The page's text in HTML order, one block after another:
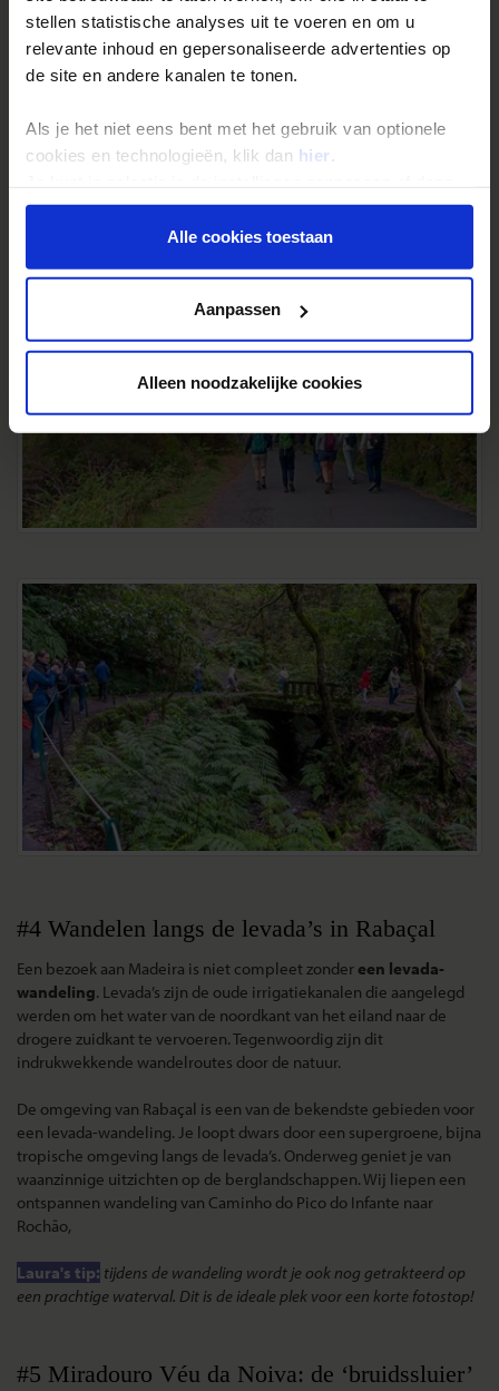
stellen statistische analyses uit te voeren en om u
relevante inhoud en gepersonaliseerde advertenties op
de site en andere kanalen te tonen.
Als je het niet eens bent met het gebruik van optionele
cookies en technologieën, klik dan hier .
onder aan de pagina op elk gewenst moment voor de
toekomst wijzigen.Alle cookies toestaan
Aanpassen
Alleen noodzakelijke cookies
#4 Wandelen langs de levada’s in Rabaçal
Een bezoek aan Madeira is niet compleet zonder een levada-
wandeling. Levada’s zijn de oude irrigatiekanalen die aangelegd
werden om het water van de noordkant van het eiland naar de
drogere zuidkant te vervoeren. Tegenwoordig zijn dit
indrukwekkende wandelroutes door de natuur.
De omgeving van Rabaçal is een van de bekendste gebieden voor
een levada-wandeling. Je loopt dwars door een supergroene, bijna
tropische omgeving langs de levada’s. Onderweg geniet je van
waanzinnige uitzichten op de berglandschappen. Wij liepen een
ontspannen wandeling van Caminho do Pico do Infante naar
Rochão,
Laura's tip: tijdens de wandeling wordt je ook nog getrakteerd op
een prachtige waterval. Dit is de ideale plek voor een korte fotostop!
#5 Miradouro Véu da Noiva: de ‘bruidssluier’